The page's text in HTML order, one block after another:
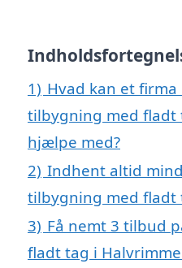
1) Hvad kan et firma
tilbygning med fladt
hjælpe med?
2) Indhent altid
tilbygning med fladt
3) Få nemt 3 tilbud
fladt tag i